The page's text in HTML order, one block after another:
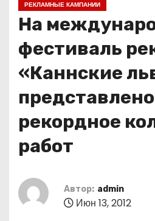
РЕКЛАМНЫЕ КАМПАНИИ
На
фестиваль
«Каннские
представлено
рекордное
работ
Автор: admin
Июн 13, 2012